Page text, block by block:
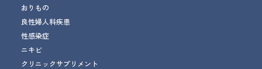
おりもの
良性婦人科疾患
性感染症
ニキビ
クリニックサプリメント